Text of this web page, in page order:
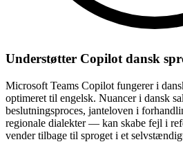
Understøtter Copilot dansk
Microsoft Teams Copilot fungerer i
optimeret til engelsk. Nuancer i dansk
beslutningsproces, janteloven i
regionale dialekter — kan skabe fejl i
vender tilbage til sproget i et